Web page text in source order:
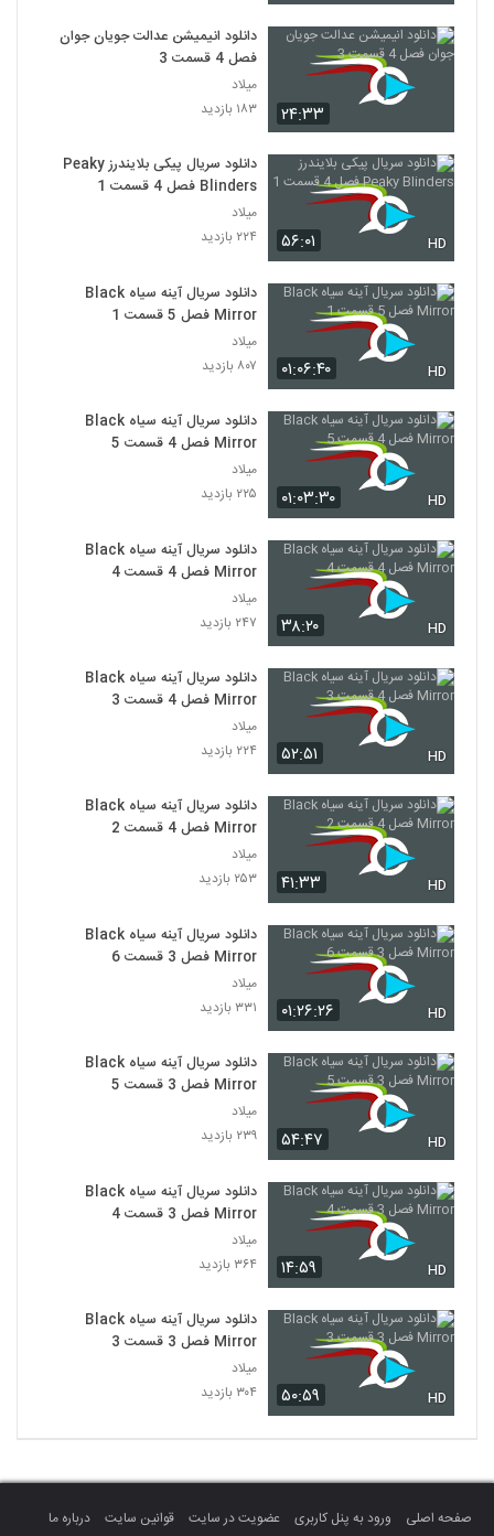
۲۴:۳۳
دانلود انیمیشن عدالت جویان جوان
فصل 4 قسمت 3
میلاد
۱۸۳ بازدید
۵۶:۰۱ HD
دانلود سریال پیکی بلایندرز Peaky
Blinders فصل 4 قسمت 1
میلاد
۲۲۴ بازدید
۰۱:۰۶:۴۰ HD
دانلود سریال آینه سیاه Black
Mirror فصل 5 قسمت 1
میلاد
۸۰۷ بازدید
۰۱:۰۳:۳۰ HD
دانلود سریال آینه سیاه Black
Mirror فصل 4 قسمت 5
میلاد
۲۲۵ بازدید
۳۸:۲۰ HD
دانلود سریال آینه سیاه Black
Mirror فصل 4 قسمت 4
میلاد
۲۴۷ بازدید
۵۲:۵۱ HD
دانلود سریال آینه سیاه Black
Mirror فصل 4 قسمت 3
میلاد
۲۲۴ بازدید
۴۱:۳۳ HD
دانلود سریال آینه سیاه Black
Mirror فصل 4 قسمت 2
میلاد
۲۵۳ بازدید
۰۱:۲۶:۲۶ HD
دانلود سریال آینه سیاه Black
Mirror فصل 3 قسمت 6
میلاد
۳۳۱ بازدید
۵۴:۴۷ HD
دانلود سریال آینه سیاه Black
Mirror فصل 3 قسمت 5
میلاد
۲۳۹ بازدید
۱۴:۵۹ HD
دانلود سریال آینه سیاه Black
Mirror فصل 3 قسمت 4
میلاد
۳۶۴ بازدید
۵۰:۵۹ HD
دانلود سریال آینه سیاه Black
Mirror فصل 3 قسمت 3
میلاد
۳۰۴ بازدید
صفحه اصلی ورود به پنل کاربری عضویت در سایت قوانین سایت
درباره ما